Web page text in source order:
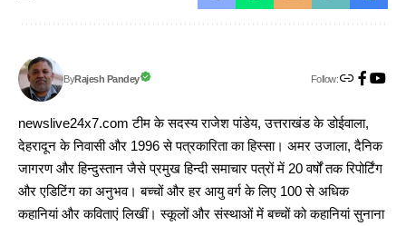
ByRajesh Pandey Follow:
newslive24x7.com टीम के सदस्य राजेश पांडेय, उत्तराखंड के डोईवाला,
देहरादून के निवासी और 1996 से पत्रकारिता का हिस्सा। अमर उजाला, दैनिक
जागरण और हिन्दुस्तान जैसे प्रमुख हिन्दी समाचार पत्रों में 20 वर्षों तक रिपोर्टिंग
और एडिटिंग का अनुभव। बच्चों और हर आयु वर्ग के लिए 100 से अधिक
कहानियां और कविताएं लिखीं। स्कूलों और संस्थाओं में बच्चों को कहानियां सुनाना